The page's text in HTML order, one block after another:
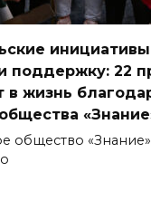
поддержку: 22
в жизнь
общество «Знание»